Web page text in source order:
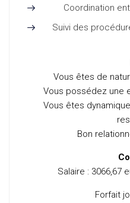
Coordination
Suivi des
Vous êtes de
Vous possédez une
Vous êtes
Bon
Salaire : 3066,67
Forfait